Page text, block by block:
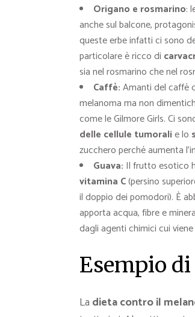
Origano e rosmarino:
anche sul balcone,
queste erbe infatti ci sono
particolare è ricco di
sia nel rosmarino che nel
Caffè:Amanti del caffè
melanoma ma non
come le Gilmore Girls. Ci
delle cellule tumoralie lo
zucchero perché aumenta
Guava: Il frutto esotico
vitamina C(persino
il doppio dei pomodori). È
apporta acqua, fibre e
dagli agenti chimici cui
Esempio
La dieta contro il